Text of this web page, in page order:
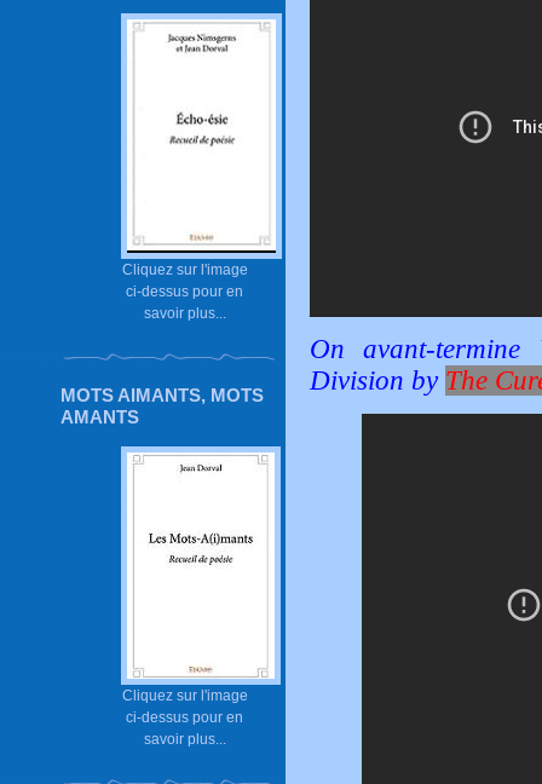
Cliquez sur l'image
ci-dessus pour en
savoir plus...
MOTS AIMANTS, MOTS
AMANTS
Cliquez sur l'image
ci-dessus pour en
savoir plus...
On avant-
Division by The